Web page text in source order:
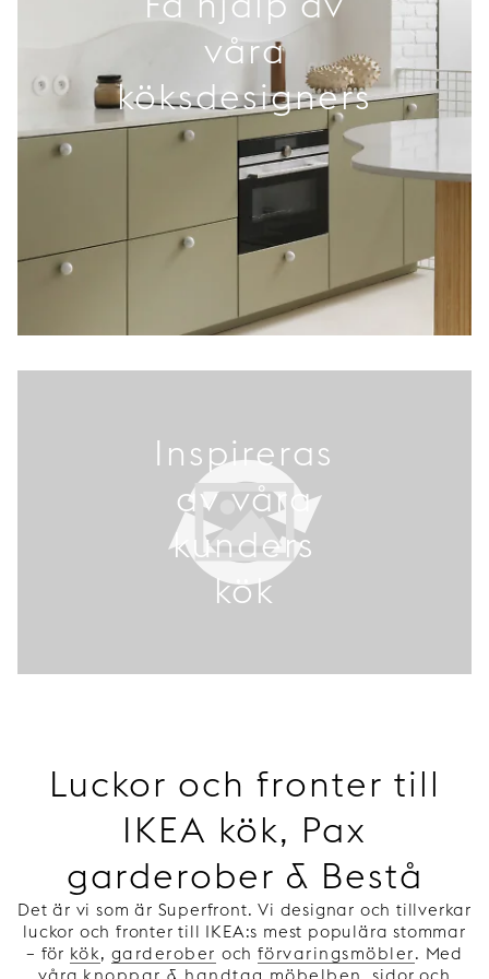
våra
köksdesigners
Inspireras
av våra
kunders
kök
Luckor och fronter till
IKEA kök, Pax
garderober & Bestå
Det är vi som är Superfront. Vi designar och tillverkar
luckor och fronter till IKEA:s mest populära stommar
– för kök, garderober och förvaringsmöbler. Med
våra knoppar & handtag möbelben , sidor och